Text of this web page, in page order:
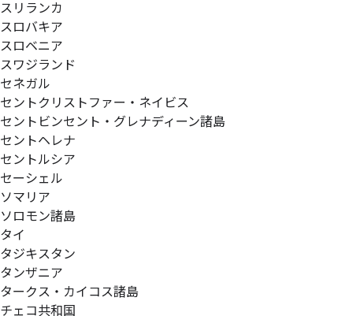
スリランカ
スロバキア
スロベニア
スワジランド
セネガル
セントクリストファー・ネイビス
セントビンセント・グレナディーン諸島
セントヘレナ
セントルシア
セーシェル
ソマリア
ソロモン諸島
タイ
タジキスタン
タンザニア
タークス・カイコス諸島
チェコ共和国